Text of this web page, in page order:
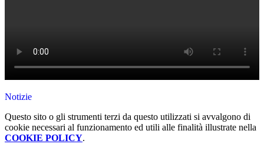
Notizie
Questo sito o gli strumenti terzi da questo utilizzati si avvalgono di
cookie necessari al funzionamento ed utili alle finalità illustrate nella
COOKIE POLICY.